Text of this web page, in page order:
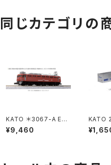
同じカテゴリの
KATO ＊3067-A EF8
1 300 JR貨物更新(ロ
ーズピンク) 鉄道模型
¥9,460
KATO
コンテ
入 Nゲ